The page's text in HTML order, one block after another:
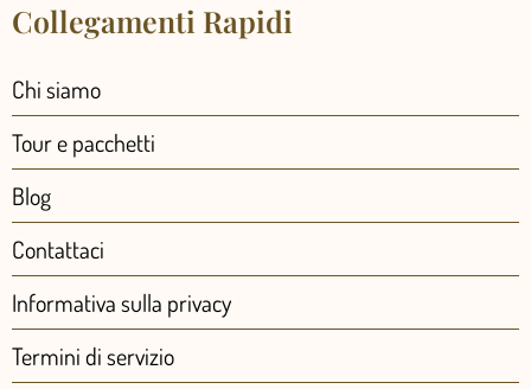
Collegamenti Rapidi
Chi siamo
Tour e pacchetti
Blog
Contattaci
Informativa sulla privacy
Termini di servizio